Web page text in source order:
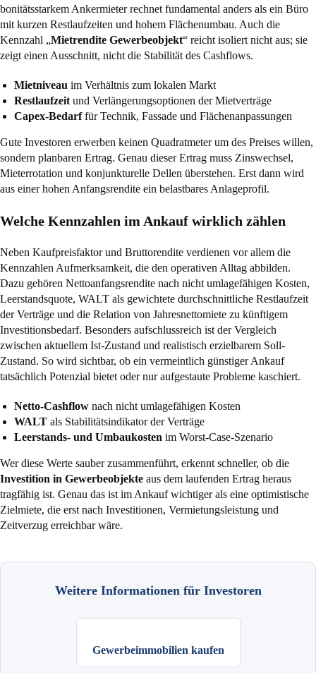
bonitätsstarkem Ankermieter rechnet fundamental anders als ein Büro
mit kurzen Restlaufzeiten und hohem Flächenumbau. Auch die
Kennzahl „Mietrendite Gewerbeobjekt“ reicht isoliert nicht aus; sie
zeigt einen Ausschnitt, nicht die Stabilität des Cashflows.
Mietniveau im Verhältnis zum lokalen Markt
Restlaufzeit und Verlängerungsoptionen der Mietverträge
Capex-Bedarffür Technik, Fassade und Flächenanpassungen
Gute Investoren erwerben keinen Quadratmeter um des Preises willen,
sondern planbaren Ertrag. Genau dieser Ertrag muss Zinswechsel,
Mieterrotation und konjunkturelle Dellen überstehen. Erst dann wird
aus einer hohen Anfangsrendite ein belastbares Anlageprofil.
Welche Kennzahlen im Ankauf wirklich zählen
Neben Kaufpreisfaktor und Bruttorendite verdienen vor allem die
Kennzahlen Aufmerksamkeit, die den operativen Alltag abbilden.
Dazu gehören Nettoanfangsrendite nach nicht umlagefähigen Kosten,
Leerstandsquote, WALT als gewichtete durchschnittliche Restlaufzeit
der Verträge und die Relation von Jahresnettomiete zu künftigem
Investitionsbedarf. Besonders aufschlussreich ist der Vergleich
zwischen aktuellem Ist-Zustand und realistisch erzielbarem Soll-
Zustand. So wird sichtbar, ob ein vermeintlich günstiger Ankauf
tatsächlich Potenzial bietet oder nur aufgestaute Probleme kaschiert.
Netto-Cashflow nach nicht umlagefähigen Kosten
WALT als Stabilitätsindikator der Verträge
Leerstands- und Umbaukosten im Worst-Case-Szenario
Wer diese Werte sauber zusammenführt, erkennt schneller, ob die
Investition in Gewerbeobjekte aus dem laufenden Ertrag heraus
tragfähig ist. Genau das ist im Ankauf wichtiger als eine optimistische
Zielmiete, die erst nach Investitionen, Vermietungsleistung und
Zeitverzug erreichbar wäre.
Weitere Informationen für Investoren
Gewerbeimmobilien kaufen